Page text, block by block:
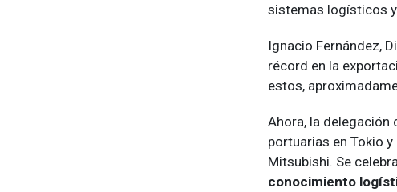
sistemas logísticos
Ignacio Fernández,
récord en la
estos,
Ahora, la delegación
portuarias en Tokio
Mitsubishi. Se
conocimiento